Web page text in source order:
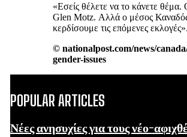
«Εσείς θέλετε να το κάνετε
Glen Motz. Αλλά ο μέσος Καναδός
κερδίσουμε τις επόμενες εκλογές».
© nationalpost.com/news/
gender-issues
POPULAR ARTICLES
Νέες ανησυχίες για τους νέο-